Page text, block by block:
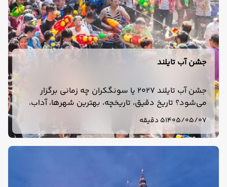
جشن آب تایلند
جشن آب تایلند 2027 یا سونگکران چه زمانی برگزار
می‌شود؟ تاریخ دقیق، تاریخچه، بهترین شهرها، آداب،
بخوانید.
1405/05/075 دقیقه